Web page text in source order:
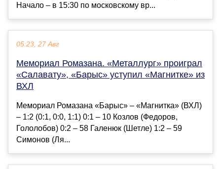
Начало – в 15:30 по московскому вр...
05:23, 27 Авг
Мемориал Ромазана. «Металлург» проиграл
«Салавату», «Барыс» уступил «Магнитке» из
ВХЛ
Мемориал Ромазана «Барыс» – «Магнитка» (ВХЛ)
– 1:2 (0:1, 0:0, 1:1) 0:1 – 10 Козлов (Федоров,
Гололобов) 0:2 – 58 Галенюк (Шетле) 1:2 – 59
Симонов (Ля...